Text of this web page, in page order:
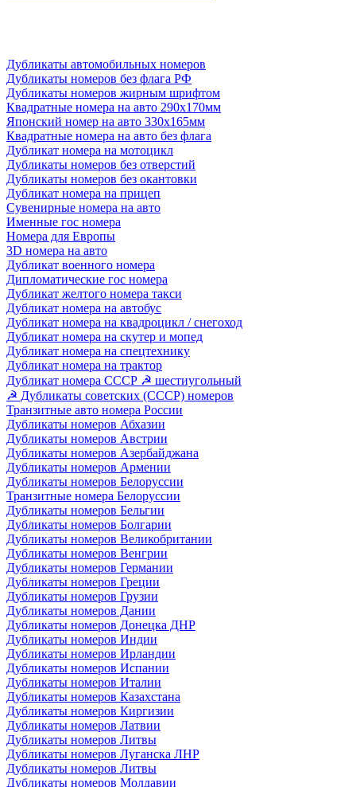
Дубликаты автомобильных номеров
Дубликаты номеров без флага РФ
Дубликаты номеров жирным шрифтом
Квадратные номера на авто 290х170мм
Японский номер на авто 330х165мм
Квадратные номера на авто без флага
Дубликат номера на мотоцикл
Дубликаты номеров без отверстий
Дубликаты номеров без окантовки
Дубликат номера на прицеп
Сувенирные номера на авто
Именные гос номера
Номера для Европы
3D номера на авто
Дубликат военного номера
Дипломатические гос номера
Дубликат желтого номера такси
Дубликат номера на автобус
Дубликат номера на квадроцикл / снегоход
Дубликат номера на скутер и мопед
Дубликат номера на спецтехнику
Дубликат номера на трактор
Дубликат номера СССР ☭ шестиугольный
☭ Дубликаты советских (СССР) номеров
Транзитные авто номера России
Дубликаты номеров Абхазии
Дубликаты номеров Австрии
Дубликаты номеров Азербайджана
Дубликаты номеров Армении
Дубликаты номеров Белоруссии
Транзитные номера Белоруссии
Дубликаты номеров Бельгии
Дубликаты номеров Болгарии
Дубликаты номеров Великобритании
Дубликаты номеров Венгрии
Дубликаты номеров Германии
Дубликаты номеров Греции
Дубликаты номеров Грузии
Дубликаты номеров Дании
Дубликаты номеров Донецка ДНР
Дубликаты номеров Индии
Дубликаты номеров Ирландии
Дубликаты номеров Испании
Дубликаты номеров Италии
Дубликаты номеров Казахстана
Дубликаты номеров Киргизии
Дубликаты номеров Латвии
Дубликаты номеров Литвы
Дубликаты номеров Луганска ЛНР
Дубликаты номеров Литвы
Дубликаты номеров Молдавии